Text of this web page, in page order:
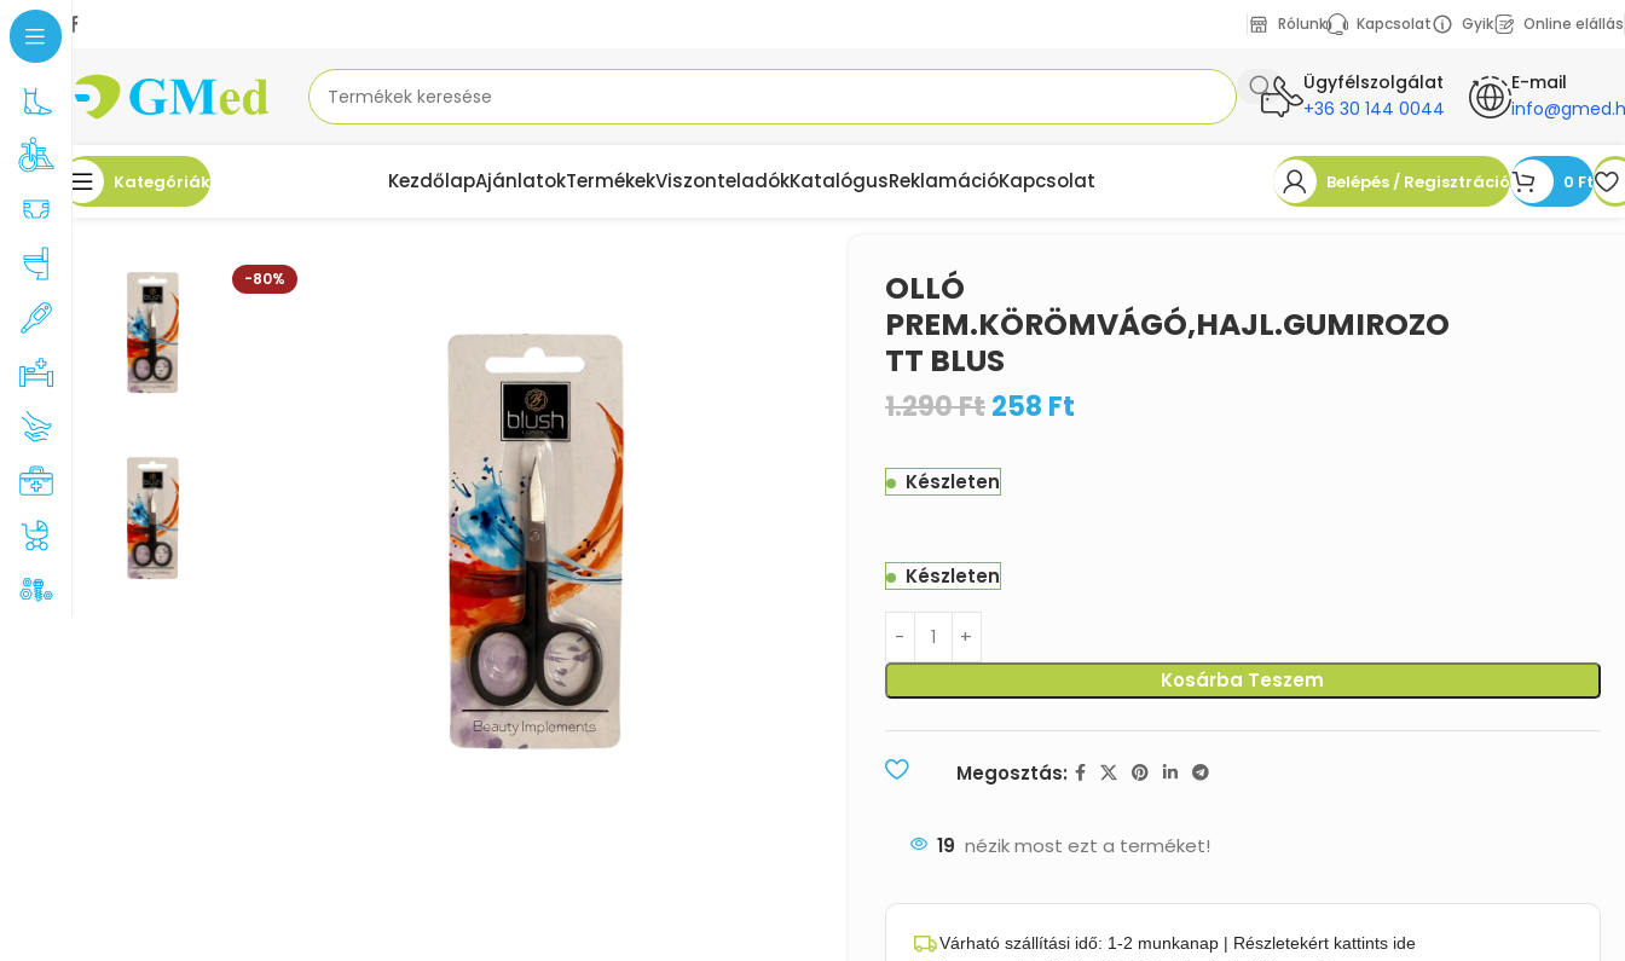
Rólunk Kapcsolat Gyik Online elállás
Ügyfélszolgálat
+36 30 144 0044
E-mail
Kategóriák KezdőlapAjánlatokTermékekViszonteladókKatalógusReklamációKapcsolat Belépés / Regisztráció 0 Ft
Kezdőlap Akciók OLLÓ PREM.KÖRÖMVÁGÓ,HAJL.GUMIROZOTT BLUS
-80%
OLLÓ
PREM.KÖRÖMVÁGÓ,HAJL.GUMIROZO
TT BLUS
1.290Ft258 Ft
Készleten
Készleten
Kosárba Teszem
Megosztás:
19 nézik most ezt a terméket!
Várható szállítási idő: 1-2 munkanap | Részletekért kattints ide